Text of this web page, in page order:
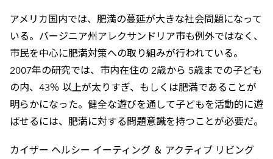
アメリカ国内では、肥満の蔓延が大きな社会問題になって
いる。バージニア州アレクサンドリア市も例外ではなく、
市民を中心に肥満対策への取り組みが行われている。
2007年の研究では、市内在住の 2歳から 5歳までの子ども
の内、43％ 以上が太りすぎ、もしくは肥満であることが
明らかになった。健全な遊びを通して子どもを活動的に遊
ばせるには、肥満に対する問題意識を持つことが必要だ。
カイザー ヘルシー イーティング ＆ アクティブ リビング